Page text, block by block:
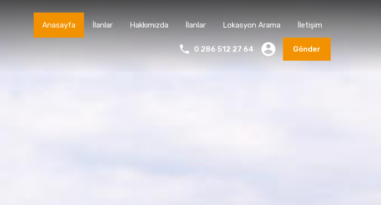
Anasayfa İlanlar Hakkımızda İlanlar Lokasyon Arama İletişim
0 286 512 27 64 Gönder